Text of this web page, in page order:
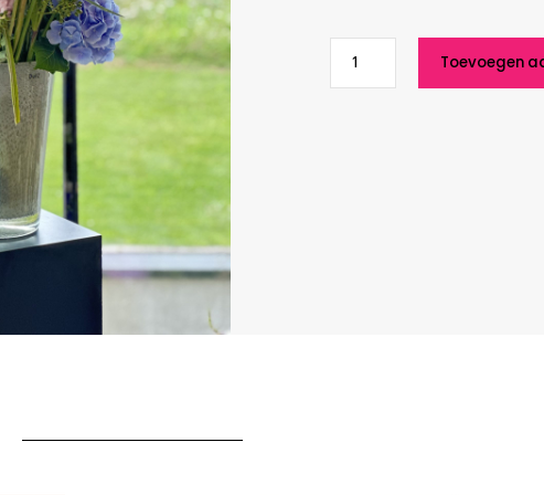
Boeket
Toevoegen